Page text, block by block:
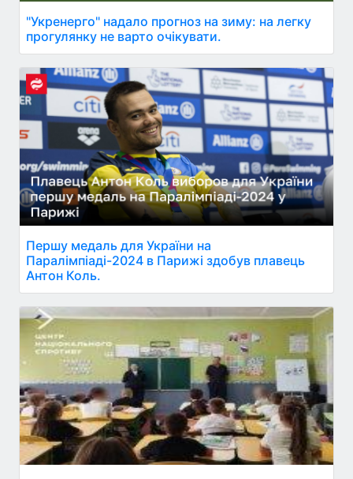
"Укренерго" надало прогноз на зиму: на легку
прогулянку не варто очікувати.
Першу медаль для України на
Паралімпіаді-2024 в Парижі здобув плавець
Антон Коль.